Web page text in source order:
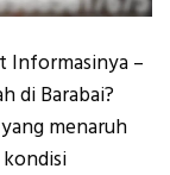
Informasinya –
di Barabai?
menaruh
kondisi